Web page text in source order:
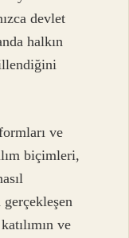
devlet
halkın
ve
biçimleri,
ve